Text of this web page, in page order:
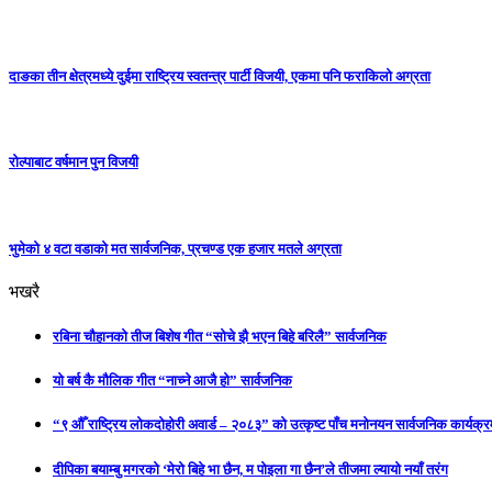
दाङका तीन क्षेत्रमध्ये दुईमा राष्ट्रिय स्वतन्त्र पार्टी विजयी, एकमा पनि फराकिलो अग्रता
रोल्पाबाट वर्षमान पुन विजयी
भुमेको ४ वटा वडाको मत सार्वजनिक, प्रचण्ड एक हजार मतले अग्रता
भखरै
रबिना चौहानको तीज बिशेष गीत “सोचे झै भएन बिहे बरिलै” सार्वजनिक
यो बर्ष कै मौलिक गीत “नाच्ने आजै हो” सार्वजनिक
“९ औँ राष्ट्रिय लोकदोहोरी अवार्ड – २०८३” को उत्कृष्ट पाँच मनोनयन सार्वजनिक
दीपिका बयाम्बु मगरको ‘मेरो बिहे भा छैन, म पोइला गा छैन’ले तीजमा ल्यायो नयाँ तरंग